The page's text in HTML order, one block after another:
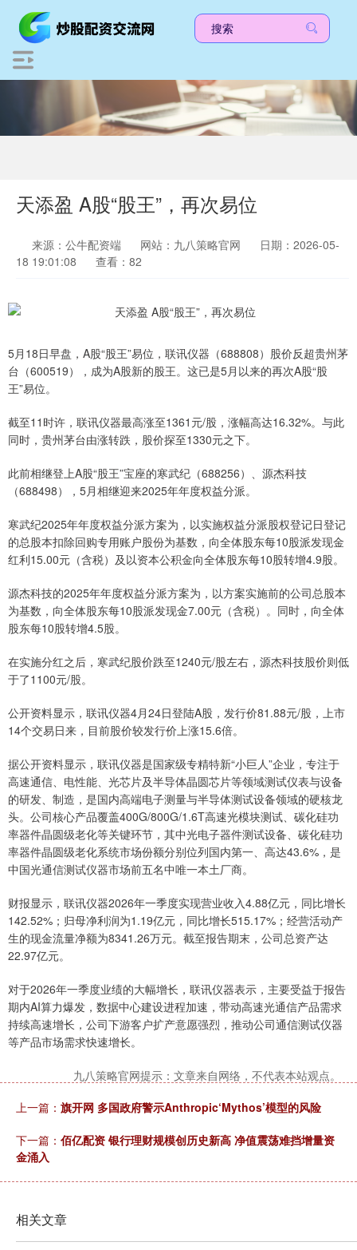
天添盈 A股“股王”，再次易位
来源：公牛配资端 网站：九八策略官网
日期：2026-05-
18 19:01:08
查看：82
5月18日早盘，A股“股王”易位，联讯仪器（688808）股价反超贵州茅
台（600519），成为A股新的股王。这已是5月以来的再次A股“股
王”易位。
截至11时许，联讯仪器最高涨至1361元/股，涨幅高达16.32%。与此
同时，贵州茅台由涨转跌，股价探至1330元之下。
此前相继登上A股“股王”宝座的寒武纪（688256）、源杰科技
（688498），5月相继迎来2025年年度权益分派。
寒武纪2025年年度权益分派方案为，以实施权益分派股权登记日登记
的总股本扣除回购专用账户股份为基数，向全体股东每10股派发现金
红利15.00元（含税）及以资本公积金向全体股东每10股转增4.9股。
源杰科技的2025年年度权益分派方案为，以方案实施前的公司总股本
为基数，向全体股东每10股派发现金7.00元（含税）。同时，向全体
股东每10股转增4.5股。
在实施分红之后，寒武纪股价跌至1240元/股左右，源杰科技股价则低
于了1100元/股。
公开资料显示，联讯仪器4月24日登陆A股，发行价81.88元/股，上市
14个交易日来，目前股价较发行价上涨15.6倍。
据公开资料显示，联讯仪器是国家级专精特新“小巨人”企业，专注于
高速通信、电性能、光芯片及半导体晶圆芯片等领域测试仪表与设备
的研发、制造，是国内高端电子测量与半导体测试设备领域的硬核龙
头。公司核心产品覆盖400G/800G/1.6T高速光模块测试、碳化硅功
率器件晶圆级老化等关键环节，其中光电子器件测试设备、碳化硅功
率器件晶圆级老化系统市场份额分别位列国内第一、高达43.6%，是
中国光通信测试仪器市场前五名中唯一本土厂商。
财报显示，联讯仪器2026年一季度实现营业收入4.88亿元，同比增长
142.52%；归母净利润为1.19亿元，同比增长515.17%；经营活动产
生的现金流量净额为8341.26万元。截至报告期末，公司总资产达
22.97亿元。
对于2026年一季度业绩的大幅增长，联讯仪器表示，主要受益于报告
期内AI算力爆发，数据中心建设进程加速，带动高速光通信产品需求
持续高速增长，公司下游客户扩产意愿强烈，推动公司通信测试仪器
等产品市场需求快速增长。
九八策略官网提示：文章来自网络，不代表本站观点。
上一篇： 旗开网 多国政府警示Anthropic‘Mythos’模型的风险
下一篇： 佰亿配资 银行理财规模创历史新高 净值震荡难挡增量资
金涌入
相关文章